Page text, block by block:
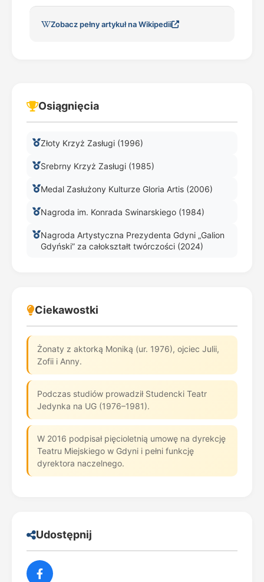
Zobacz pełny artykuł na Wikipedii
Osiągnięcia
Złoty Krzyż Zasługi (1996)
Srebrny Krzyż Zasługi (1985)
Medal Zasłużony Kulturze Gloria Artis (2006)
Nagroda im. Konrada Swinarskiego (1984)
Nagroda Artystyczna Prezydenta Gdyni „Galion
Gdyński” za całokształt twórczości (2024)
Ciekawostki
Żonaty z aktorką Moniką (ur. 1976), ojciec Julii,
Zofii i Anny.
Podczas studiów prowadził Studencki Teatr
Jedynka na UG (1976–1981).
W 2016 podpisał pięcioletnią umowę na dyrekcję
Teatru Miejskiego w Gdyni i pełni funkcję
dyrektora naczelnego.
Udostępnij